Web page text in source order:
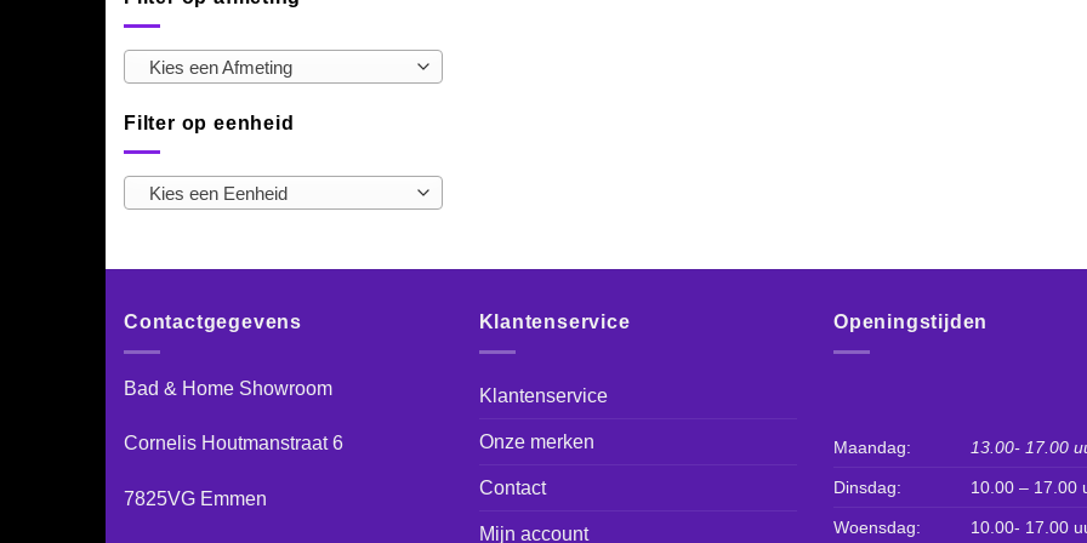
Kies een Afmeting
Filter op eenheid
Kies een Eenheid
Contactgegevens
Bad & Home Showroom
Cornelis Houtmanstraat 6
7825VG Emmen
Klantenservice
Klantenservice
Onze merken
Contact
Mijn account
Openingstijden
Maandag: 13.00- 17.00
Dinsdag: 10.00 – 17.00
Woensdag: 10.00- 17.00